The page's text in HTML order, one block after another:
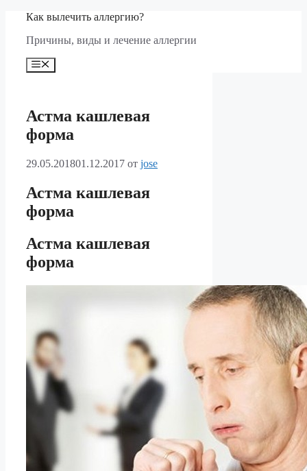
Перейти
содержимому
Как вылечить аллергию?
Причины, виды и лечение аллергии
Меню
Астма кашлевая
форма
29.05.201801.12.2017 от jose
Астма кашлевая
форма
Астма кашлевая
форма